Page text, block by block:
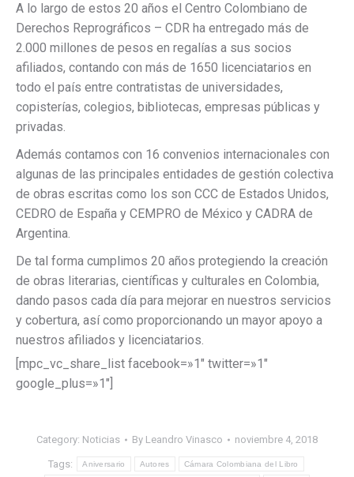
A lo largo de estos 20 años el Centro Colombiano de
Derechos Reprográficos – CDR ha entregado más de
2.000 millones de pesos en regalías a sus socios
afiliados, contando con más de 1650 licenciatarios en
todo el país entre contratistas de universidades,
copisterías, colegios, bibliotecas, empresas públicas y
privadas.
Además contamos con 16 convenios internacionales con
algunas de las principales entidades de gestión colectiva
de obras escritas como los son CCC de Estados Unidos,
CEDRO de España y CEMPRO de México y CADRA de
Argentina.
De tal forma cumplimos 20 años protegiendo la creación
de obras literarias, científicas y culturales en Colombia,
dando pasos cada día para mejorar en nuestros servicios
y cobertura, así como proporcionando un mayor apoyo a
nuestros afiliados y licenciatarios.
[mpc_vc_share_list facebook=»1″ twitter=»1″
google_plus=»1″]
Category: Noticias By Leandro Vinasco noviembre 4, 2018
Tags: Aniversario Autores Cámara Colombiana del Libro